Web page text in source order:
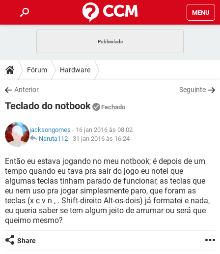
MENU
CELULAR
OUTLOOK
INSTAGRAM GMAIL
GUIA DE COMPRAS
DICAS
JOGOS
INSTAGRAM GMAIL
GUIA DE COMPRAS
DOWNLOADS
JOGOS WHATSAPP
CELULAR
OUTLOOK EXCEL
INSTAGRAM GMAIL
GUIA DE COMPRAS
JOGOS WHATSAPP
CELULAR
OUTLOOK EXCEL
INSTAGRAM GMAIL
GUIA DE COMPRAS
GLOSSÁRIO
JOGOS WHATSAPP
CELULAR FACEBOOK
OUTLOOK EXCEL
INSTAGRAM GMAIL
GUIA DE COMPRAS
Fórum Hardware
Anterior Seguinte
Teclado do notbook Fechado
jacksongomes - 16 jan 2016 às 08:02
Naruta112 - 31 jan 2016 às 16:24
Então eu estava jogando no meu notbook; é depois de um
tempo quando eu tava pra sair do jogo eu notei que
algumas teclas tinham parado de funcionar, as teclas que
eu nem uso pra jogar simplesmente paro, que foram as
teclas (x c v n , . Shift-direito Alt-os-dois) já formatei e nada,
eu queria saber se tem algum jeito de arrumar ou será que
queimo mesmo?
Share